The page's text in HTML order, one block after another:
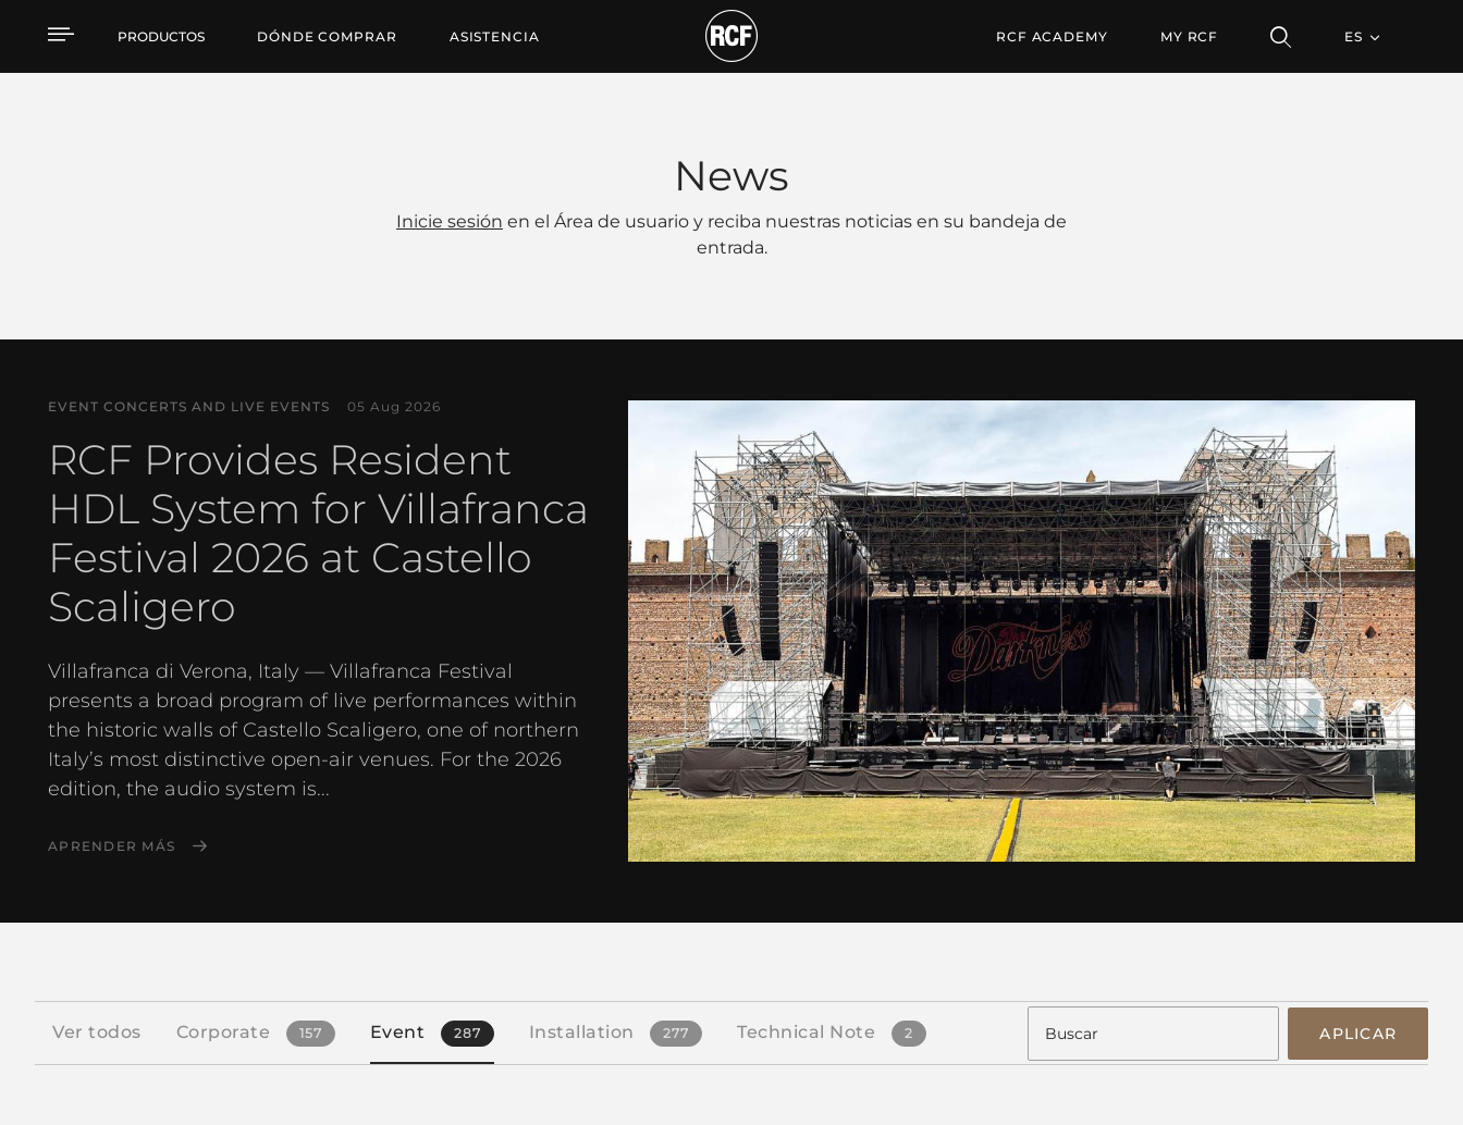
NoticiasPRODUCTOS DÓNDE COMPRAR ASISTENCIA RCF ACADEMY MY RCF ES
News
Inicie sesión en el Área de usuario y reciba nuestras noticias en su bandeja de
entrada.
EVENT CONCERTS AND LIVE EVENTS 05 Aug 2026
RCF Provides Resident
HDL System for Villafranca
Festival 2026 at Castello
Scaligero
Villafranca di Verona, Italy — Villafranca Festival
presents a broad program of live performances within
the historic walls of Castello Scaligero, one of northern
Italy’s most distinctive open-air venues. For the 2026
edition, the audio system is...
APRENDER MÁS
Ver todos Corporate 157 Event 287 Installation 277 Technical Note 2 APLICAR